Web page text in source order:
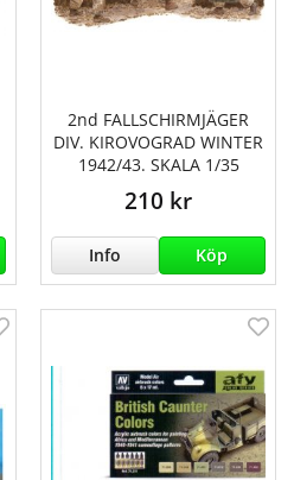
2nd FALLSCHIRMJÄGER
DIV. KIROVOGRAD WINTER
1942/43. SKALA 1/35
210 kr
Info Köp